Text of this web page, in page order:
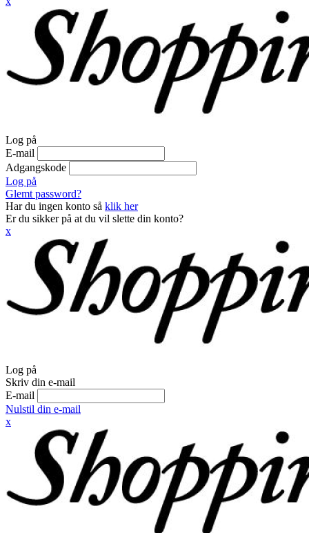
Log på
E-mail
Adgangskode
Log på
Glemt password?
Har du ingen konto så klik her
Er du sikker på at du vil slette din konto?
x
Log på
Skriv din e-mail
E-mail
Nulstil din e-mail
x